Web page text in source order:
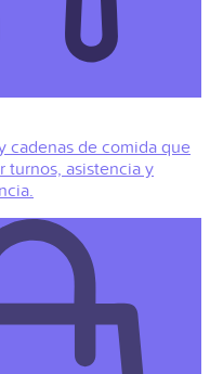
cadenas de comida que
turnos, asistencia y